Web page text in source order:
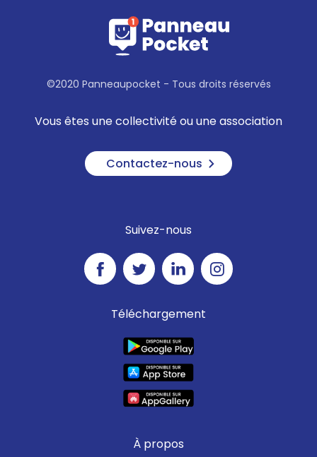
©2020 Panneaupocket - Tous droits réservés
Vous êtes une collectivité ou une association
Contactez-nous
Suivez-nous
Téléchargement
À propos